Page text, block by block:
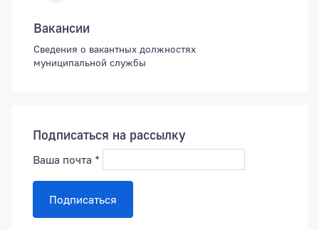
Вакансии
Сведения о вакантных должностях
муниципальной службы
Подписаться на рассылку
Ваша почта *
Подписаться